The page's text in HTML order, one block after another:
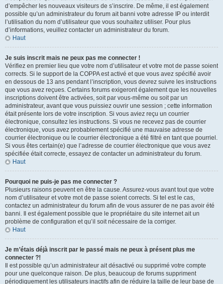
d’empêcher les nouveaux visiteurs de s’inscrire. De même, il est également
possible qu’un administrateur du forum ait banni votre adresse IP ou interdit
l’utilisation du nom d’utilisateur que vous souhaitez utiliser. Pour plus
d’informations, veuillez contacter un administrateur du forum.
Haut
Je suis inscrit mais ne peux pas me connecter !
Vérifiez en premier lieu que votre nom d’utilisateur et votre mot de passe soient
corrects. Si le support de la COPPA est activé et que vous avez spécifié avoir
en dessous de 13 ans pendant l’inscription, vous devrez suivre les instructions
que vous avez reçues. Certains forums exigeront également que les nouvelles
inscriptions doivent être activées, soit par vous-même ou soit par un
administrateur, avant que vous puissiez ouvrir une session ; cette information
était présente lors de votre inscription. Si vous aviez reçu un courrier
électronique, consultez les instructions. Si vous ne recevez pas de courrier
électronique, vous avez probablement spécifié une mauvaise adresse de
courrier électronique ou le courrier électronique a été filtré en tant que pourriel.
Si vous êtes certain(e) que l’adresse de courrier électronique que vous avez
spécifiée était correcte, essayez de contacter un administrateur du forum.
Haut
Pourquoi ne puis-je pas me connecter ?
Plusieurs raisons peuvent en être la cause. Assurez-vous avant tout que votre
nom d’utilisateur et votre mot de passe soient corrects. Si tel est le cas,
contactez un administrateur du forum afin de vous assurer de ne pas avoir été
banni. Il est également possible que le propriétaire du site internet ait un
problème de configuration et qu’il soit nécessaire de la corriger.
Haut
Je m’étais déjà inscrit par le passé mais ne peux à présent plus me
connecter ?!
Il est possible qu’un administrateur ait désactivé ou supprimé votre compte
pour une quelconque raison. De plus, beaucoup de forums suppriment
périodiquement les utilisateurs inactifs afin de réduire la taille de leur base de